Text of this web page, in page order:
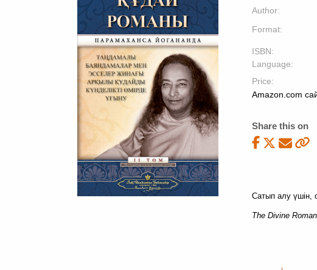
Author:
Format:
ISBN:
Language:
Price:
Amazon.com
Share this on
Сатып алу үшін,
The Divine